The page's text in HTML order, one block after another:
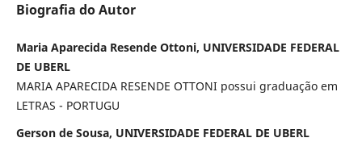
Biografia do Autor
Maria Aparecida Resende Ottoni, UNIVERSIDADE FEDERAL
DE UBERL
MARIA APARECIDA RESENDE OTTONI possui graduação em
LETRAS - PORTUGU
Gerson de Sousa, UNIVERSIDADE FEDERAL DE UBERL